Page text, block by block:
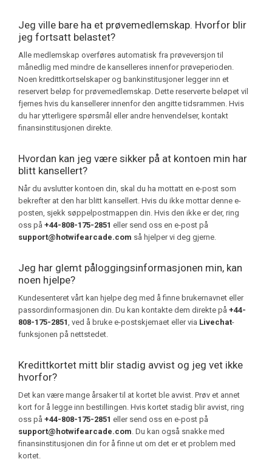
Jeg ville bare ha et prøvemedlemskap. Hvorfor blir
jeg fortsatt belastet?
Alle medlemskap overføres automatisk fra prøveversjon til
månedlig med mindre de kanselleres innenfor prøveperioden.
Noen kredittkortselskaper og bankinstitusjoner legger inn et
reservert beløp for prøvemedlemskap. Dette reserverte beløpet vil
fjernes hvis du kansellerer innenfor den angitte tidsrammen. Hvis
du har ytterligere spørsmål eller andre henvendelser, kontakt
finansinstitusjonen direkte.
Hvordan kan jeg være sikker på at kontoen min har
blitt kansellert?
Når du avslutter kontoen din, skal du ha mottatt en e-post som
bekrefter at den har blitt kansellert. Hvis du ikke mottar denne e-
posten, sjekk søppelpostmappen din. Hvis den ikke er der, ring
oss på +44-808-175-2851 eller send oss en e-post på
support@hotwifearcade.com så hjelper vi deg gjerne.
Jeg har glemt påloggingsinformasjonen min, kan
noen hjelpe?
Kundesenteret vårt kan hjelpe deg med å finne brukernavnet eller
passordinformasjonen din. Du kan kontakte dem direkte på +44-
808-175-2851 , ved å bruke e-postskjemaet eller via Livechat-
funksjonen på nettstedet.
Kredittkortet mitt blir stadig avvist og jeg vet ikke
hvorfor?
Det kan være mange årsaker til at kortet ble avvist. Prøv et annet
kort for å legge inn bestillingen. Hvis kortet stadig blir avvist, ring
oss på +44-808-175-2851 eller send oss en e-post på
support@hotwifearcade.com . Du kan også snakke med
finansinstitusjonen din for å finne ut om det er et problem med
kortet.